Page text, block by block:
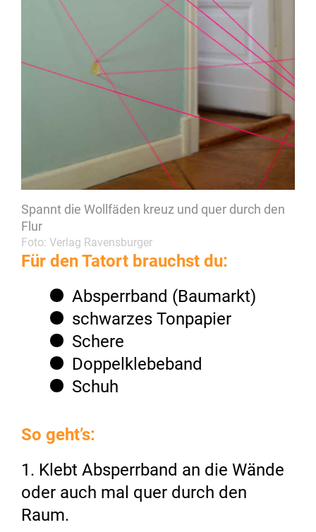
Spannt die Wollfäden kreuz und quer durch den
Flur
Foto: Verlag Ravensburger
Für den Tatort brauchst du:
Absperrband (Baumarkt)
schwarzes Tonpapier
Schere
Doppelklebeband
Schuh
So geht’s:
1. Klebt Absperrband an die Wände
oder auch mal quer durch den
Raum.